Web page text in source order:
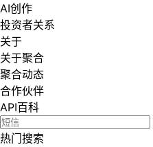
AI创作
投资者关系
关于
关于聚合
聚合动态
合作伙伴
API百科
热门搜索